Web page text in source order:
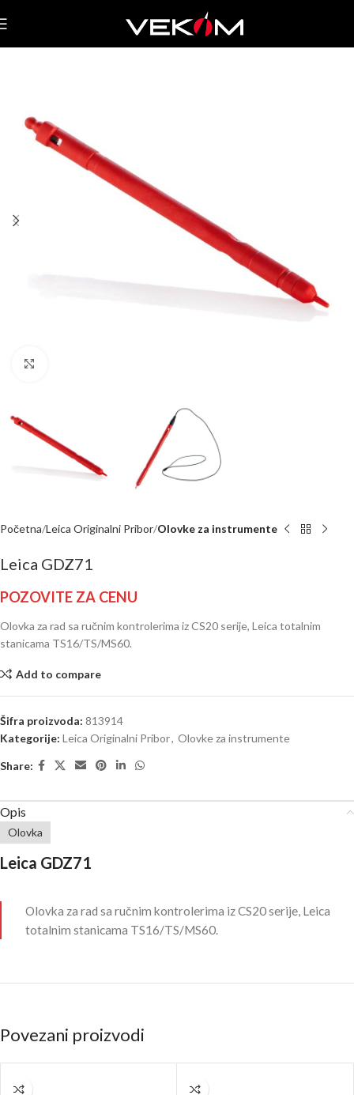
Početna Leica Originalni Pribor Olovke za instrumente
Leica GDZ71
POZOVITE ZA CENU
Olovka za rad sa ručnim kontrolerima iz CS20 serije, Leica totalnim
stanicama TS16/TS/MS60.
Add to compare
Šifra proizvoda: 813914
Kategorije: Leica Originalni Pribor, Olovke za instrumente
Share:
Opis
Olovka
Leica GDZ71
Olovka za rad sa ručnim kontrolerima iz CS20 serije, Leica
totalnim stanicama TS16/TS/MS60.
Povezani proizvodi